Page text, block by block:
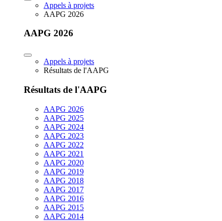
Appels à projets
AAPG 2026
AAPG 2026
Appels à projets
Résultats de l'AAPG
Résultats de l'AAPG
AAPG 2026
AAPG 2025
AAPG 2024
AAPG 2023
AAPG 2022
AAPG 2021
AAPG 2020
AAPG 2019
AAPG 2018
AAPG 2017
AAPG 2016
AAPG 2015
AAPG 2014